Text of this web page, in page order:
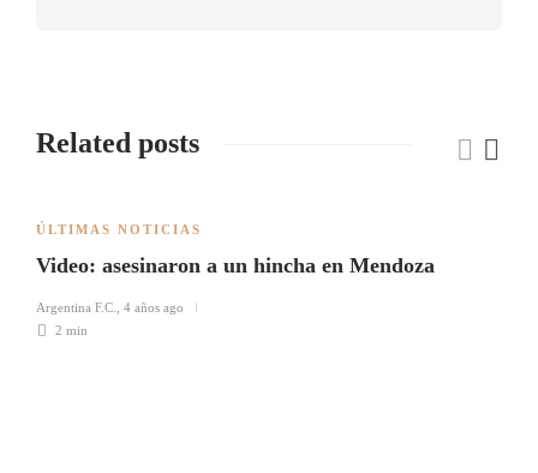
Related posts
ÚLTIMAS NOTICIAS
Video: asesinaron a un hincha en Mendoza
Argentina F.C.
4 años ago
2 min